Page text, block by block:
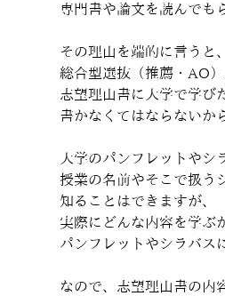
専門書や論文を読んでも
その理由を端的に言うと、
総合型選抜（推薦・AO）
志望理由書に大学で学び
書かなくてはならないか
大学のパンフレットやシ
授業の名前やそこで扱う
知ることはできますが、
実際にどんな内容を学ぶ
パンフレットやシラバス
なので、志望理由書の内